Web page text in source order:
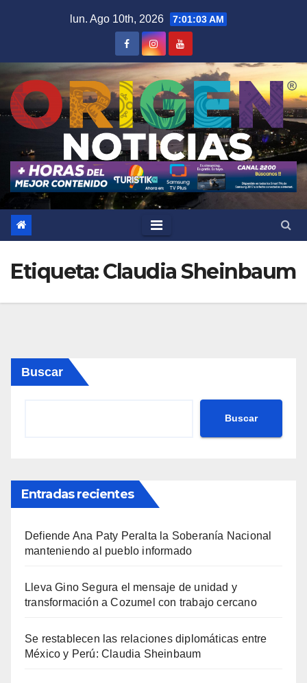
lun. Ago 10th, 2026 7:01:04 AM
Etiqueta:Claudia Sheinbaum
Buscar
Buscar
Entradas recientes
Defiende Ana Paty Peralta la Soberanía Nacional
manteniendo al pueblo informado
Lleva Gino Segura el mensaje de unidad y
transformación a Cozumel con trabajo cercano
Se restablecen las relaciones diplomáticas entre
México y Perú: Claudia Sheinbaum